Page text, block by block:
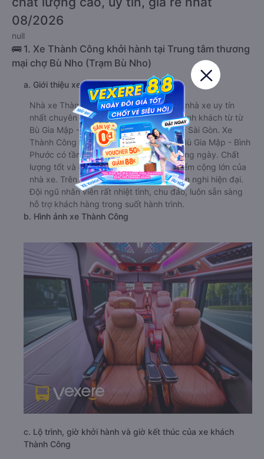
08/2026
null
🚌 1. Xe Thành Công khởi hành tại Trung tâm thương
mại chợ Bù Nho (Trạm Bù Nho)
a. Giới thiệu xe Thành Công
Nhà xe Thành Công là một trong những nhà xe uy tín
nhất chuyên cung cấp dịch vụ vận tải hành khách từ từ
Bù Gia Mập - Bình Phước đi Phú Nhuận - Sài Gòn. Xe
Thành Công đi Phú Nhuận - Sài Gòn từ Bù Gia Mập - Bình
Phước có tần suất chạy khá dày đặc trong ngày. Chất
lượng tốt và giá cả phải chăng là một điểm cộng lớn của
nhà xe. Trên xe được trang bị đầy đủ tiện nghi hiện đại.
Đội ngũ nhân viên rất nhiệt tình, chu đáo, luôn sẵn sàng
hỗ trợ khách hàng trong suốt hành trình.
b. Hình ảnh xe Thành Công
c. Lộ trình, giờ khởi hành và giờ kết thúc của xe khách
Thành Công